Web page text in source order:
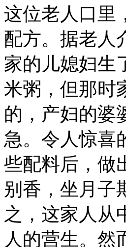
这位老人口里
配方。据老人
家的儿媳妇生
米粥，但那时
的，产妇的婆
急。令人惊喜
些配料后，做
别香，坐月子
之，这家人从
人的营生。然